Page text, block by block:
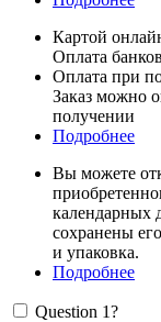
Картой
Оплата
Оплата при
Заказ можно
получении
Подробнее
Вы можете
календарных
сохранены
и упаковка.
Подробнее
Question 1?